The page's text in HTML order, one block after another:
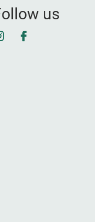
us
Facebook